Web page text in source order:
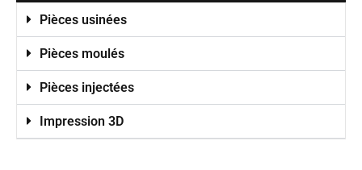
Pièces usinées
Pièces moulés
Pièces injectées
Impression 3D